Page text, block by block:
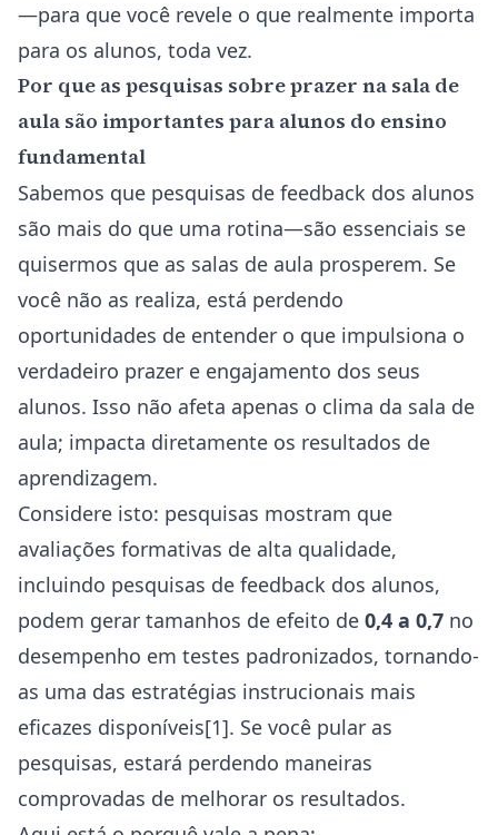
—para que você revele o que realmente importa
para os alunos, toda vez.
Por que as pesquisas sobre prazer na sala de
aula são importantes para alunos do ensino
fundamental
Sabemos que pesquisas de feedback dos alunos
são mais do que uma rotina—são essenciais se
quisermos que as salas de aula prosperem. Se
você não as realiza, está perdendo
oportunidades de entender o que impulsiona o
verdadeiro prazer e engajamento dos seus
alunos. Isso não afeta apenas o clima da sala de
aula; impacta diretamente os resultados de
aprendizagem.
Considere isto: pesquisas mostram que
avaliações formativas de alta qualidade,
incluindo pesquisas de feedback dos alunos,
podem gerar tamanhos de efeito de 0,4 a 0,7 no
desempenho em testes padronizados, tornando-
as uma das estratégias instrucionais mais
eficazes disponíveis[1]. Se você pular as
pesquisas, estará perdendo maneiras
comprovadas de melhorar os resultados.